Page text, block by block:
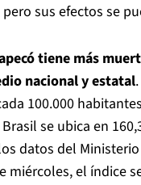
sus efectos se
tiene más
nacional y estatal
100.000
se ubica en
datos del
miércoles, el índice